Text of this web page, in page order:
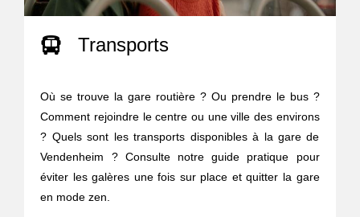
Transports
Où se trouve la gare routière ? Ou prendre le bus ?
Comment rejoindre le centre ou une ville des environs
? Quels sont les transports disponibles à la gare de
Vendenheim ? Consulte notre guide pratique pour
éviter les galères une fois sur place et quitter la gare
en mode zen.